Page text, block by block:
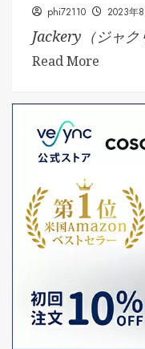
phi72110 2023年
Jackery（ジャク
Read More